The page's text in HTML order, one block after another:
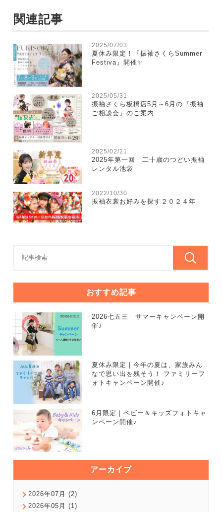
関連記事
2025/07/03
夏休み限定！『振袖さくらSummer
Festiva』開催✨
2025/05/31
振袖さくら板橋店5月～6月の『振袖
ご相談会』のご案内
2025/02/21
2025年第一回 二十歳のつどい振袖
レンタル池袋
2022/10/30
振袖衣裳お好みを探す２０２４年
おすすめ記事
2026七五三 サマーキャンペーン開
催♪
夏休み限定｜今年の夏は、家族みん
なで思い出を残そう！ ファミリーフ
ォトキャンペーン開催♪
6月限定｜ベビー＆キッズフォトキャ
ンペーン開催♪
アーカイブ
2026年07月 (2)
2026年05月 (1)